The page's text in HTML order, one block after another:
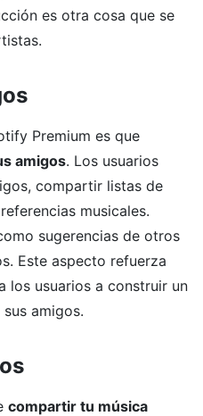
es otra cosa que se
Premium es que
amigos. Los usuarios
compartir listas de
musicales.
sugerencias de otros
Este aspecto refuerza
los usuarios a construir un
amigos.
compartir tu música